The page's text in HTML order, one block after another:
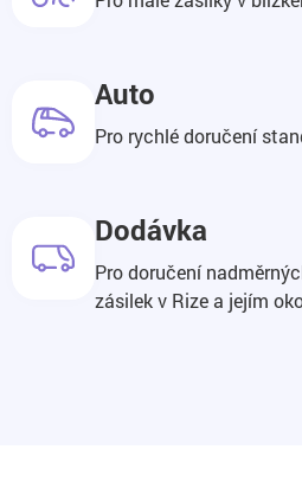
Auto
Pro rychlé doručení
Dodávka
Pro doručení
zásilek v Rize a jejím